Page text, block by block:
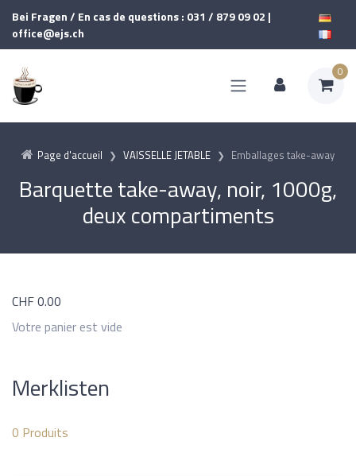
Bei Fragen / En cas de questions : 031 / 879 09 02 |
office@ejs.ch
0
Page d'accueil VAISSELLE JETABLE Emballages take-away
Barquette take-away, noir, 1000g,
deux compartiments
CHF0.00
Votre panier est vide
Merklisten
0 Produits